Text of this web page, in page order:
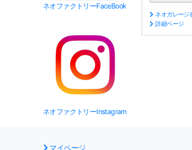
ネオファクトリーFaceBook
ネオファクトリーInstagram
ネオガレージ
詳細ページ
マイページ